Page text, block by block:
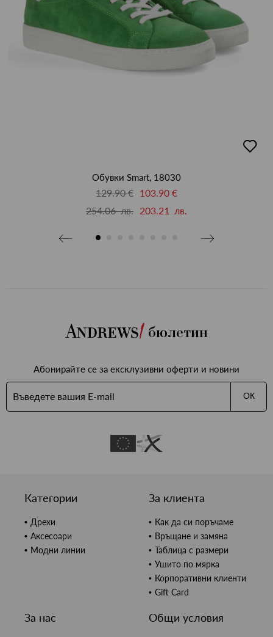
в
Обувки Smart, 18030
129.90 € 103.90 €
254.06 лв. 203.21 лв.
бюлетин
Абонирайте се за ексклузивни оферти и новини
ОК
Категории
Дрехи
Аксесоари
Модни линии
За клиента
Как да си поръчаме
Връщане и замяна
Таблица с размери
Ушито по мярка
Корпоративни клиенти
Gift Card
За нас Общи условия